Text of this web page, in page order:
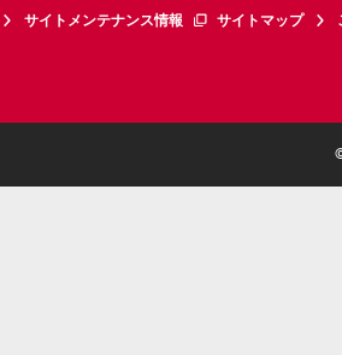
サイトメンテナンス情報 サイトマップ